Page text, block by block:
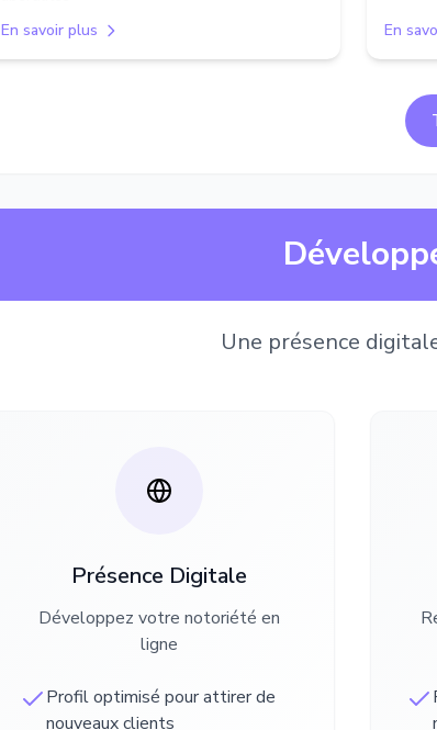
En savoir plus
En
Une présence
Présence Digitale
Développez votre notoriété en
ligne
Profil optimisé pour attirer de
nouveaux clients